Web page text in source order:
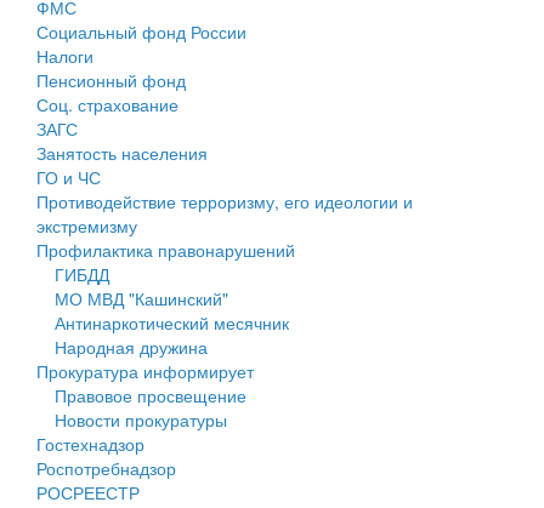
Антимонопольный комплаенс
Противодействие коррупции
Муниципальные программы
Контрольно-счетная палата
Персональные данные
Оценка регулирующего воздействия
Деятельность МУ
Нормативы градостроительного проектирования
Правила землепользования и застройки
Генеральные планы
Проекты планировки территории
Собрание депутатов
ФМС
Социальный фонд России
Налоги
Пенсионный фонд
Соц. страхование
ЗАГС
Занятость населения
ГО и ЧС
Противодействие терроризму, его идеологии и
экстремизму
Профилактика правонарушений
ГИБДД
МО МВД "Кашинский"
Антинаркотический месячник
Народная дружина
Прокуратура информирует
Правовое просвещение
Новости прокуратуры
Гостехнадзор
Роспотребнадзор
РОСРЕЕСТР